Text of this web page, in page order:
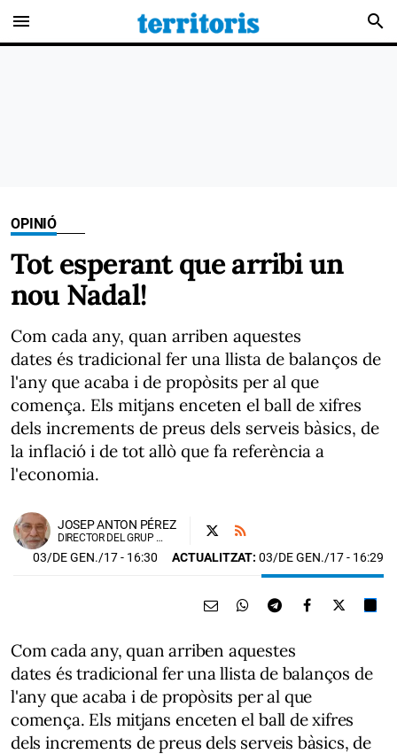
menu search
OPINIÓ
Tot esperant que arribi un
nou Nadal!
Com cada any, quan arriben aquestes
dates és tradicional fer una llista de balanços de
l'any que acaba i de propòsits per al que
comença. Els mitjans enceten el ball de xifres
dels increments de preus dels serveis bàsics, de
la inflació i de tot allò que fa referència a
l'economia.
JOSEP ANTON PÉREZ
DIRECTOR DEL GRUP TERRITORIS.CAT
03/DE GEN./17- 16:30 ACTUALITZAT: 03/DE GEN./17 - 16:29
Com cada any, quan arriben aquestes
dates és tradicional fer una llista de balanços de
l'any que acaba i de propòsits per al que
comença. Els mitjans enceten el ball de xifres
dels increments de preus dels serveis bàsics, de